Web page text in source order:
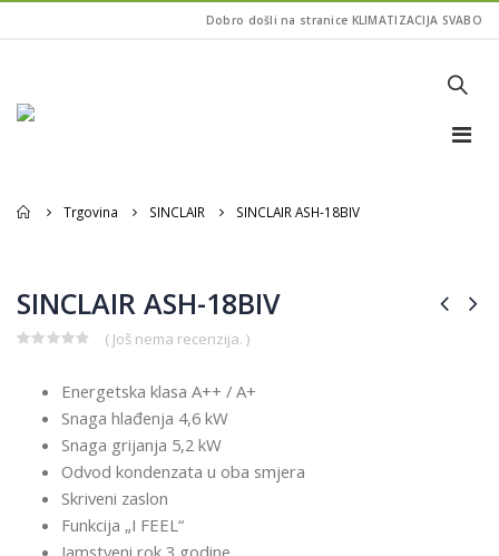
Dobro došli na stranice KLIMATIZACIJA SVABO
Home
Trgovina SINCLAIR SINCLAIR ASH-18BIV
SINCLAIR ASH-18BIV
( Još nema recenzija. )
Energetska klasa A++ / A+
Snaga hlađenja 4,6 kW
Snaga grijanja 5,2 kW
Odvod kondenzata u oba smjera
Skriveni zaslon
Funkcija „I FEEL“
Jamstveni rok 3 godine